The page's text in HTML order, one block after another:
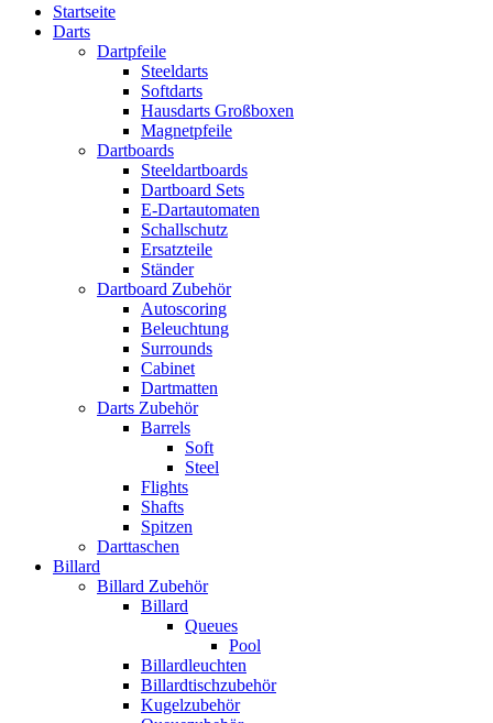
Startseite
Darts
Dartpfeile
Steeldarts
Softdarts
Hausdarts Großboxen
Magnetpfeile
Dartboards
Steeldartboards
Dartboard Sets
E-Dartautomaten
Schallschutz
Ersatzteile
Ständer
Dartboard Zubehör
Autoscoring
Beleuchtung
Surrounds
Cabinet
Dartmatten
Darts Zubehör
Barrels
Soft
Steel
Flights
Shafts
Spitzen
Darttaschen
Billard
Billard Zubehör
Billard
Queues
Pool
Billardleuchten
Billardtischzubehör
Kugelzubehör